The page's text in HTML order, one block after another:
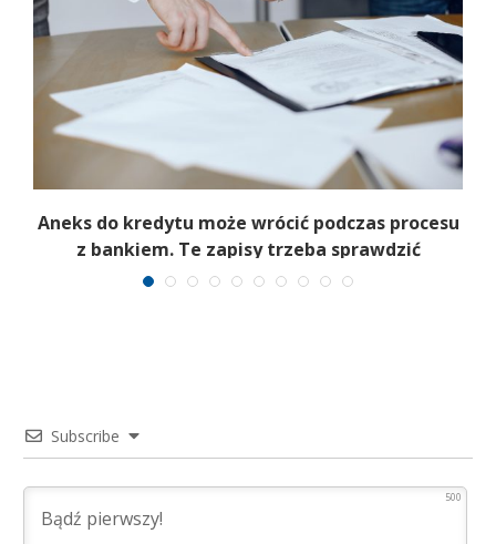
Aneks do kredytu może wrócić podczas procesu
z bankiem. Te zapisy trzeba sprawdzić
Subscribe
500